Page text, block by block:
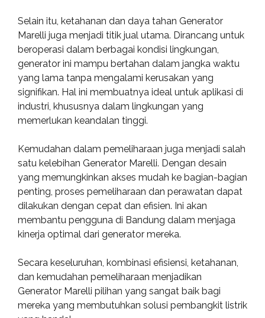
Selain itu, ketahanan dan daya tahan Generator
Marelli juga menjadi titik jual utama. Dirancang untuk
beroperasi dalam berbagai kondisi lingkungan,
generator ini mampu bertahan dalam jangka waktu
yang lama tanpa mengalami kerusakan yang
signifikan. Hal ini membuatnya ideal untuk aplikasi di
industri, khususnya dalam lingkungan yang
memerlukan keandalan tinggi.
Kemudahan dalam pemeliharaan juga menjadi salah
satu kelebihan Generator Marelli. Dengan desain
yang memungkinkan akses mudah ke bagian-bagian
penting, proses pemeliharaan dan perawatan dapat
dilakukan dengan cepat dan efisien. Ini akan
membantu pengguna di Bandung dalam menjaga
kinerja optimal dari generator mereka.
Secara keseluruhan, kombinasi efisiensi, ketahanan,
dan kemudahan pemeliharaan menjadikan
Generator Marelli pilihan yang sangat baik bagi
mereka yang membutuhkan solusi pembangkit listrik